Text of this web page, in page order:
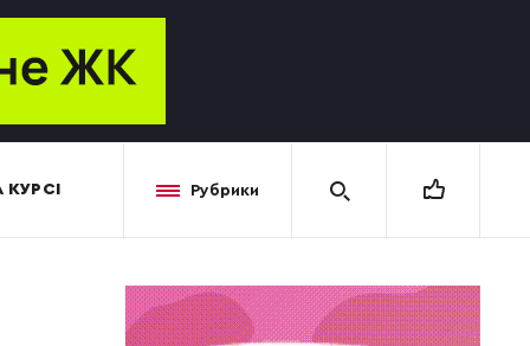
Рубрики